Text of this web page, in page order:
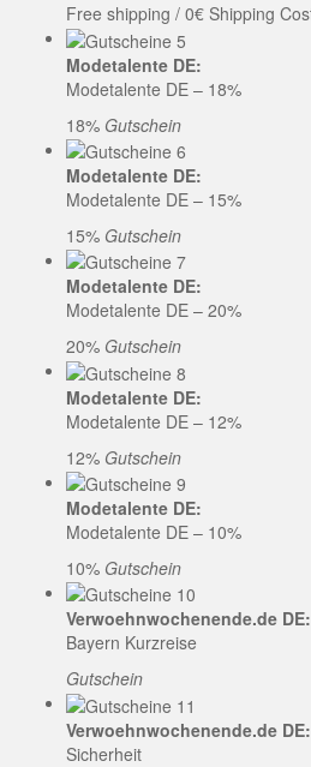
Free shipping / 0€ Shipping
Modetalente DE:
Modetalente DE – 18%
18% Gutschein
Modetalente DE:
Modetalente DE – 15%
15% Gutschein
Modetalente DE:
Modetalente DE – 20%
20% Gutschein
Modetalente DE:
Modetalente DE – 12%
12% Gutschein
Modetalente DE:
Modetalente DE – 10%
10% Gutschein
Verwoehnwochenende.de DE:
Bayern Kurzreise
Gutschein
Verwoehnwochenende.de DE:
Sicherheit